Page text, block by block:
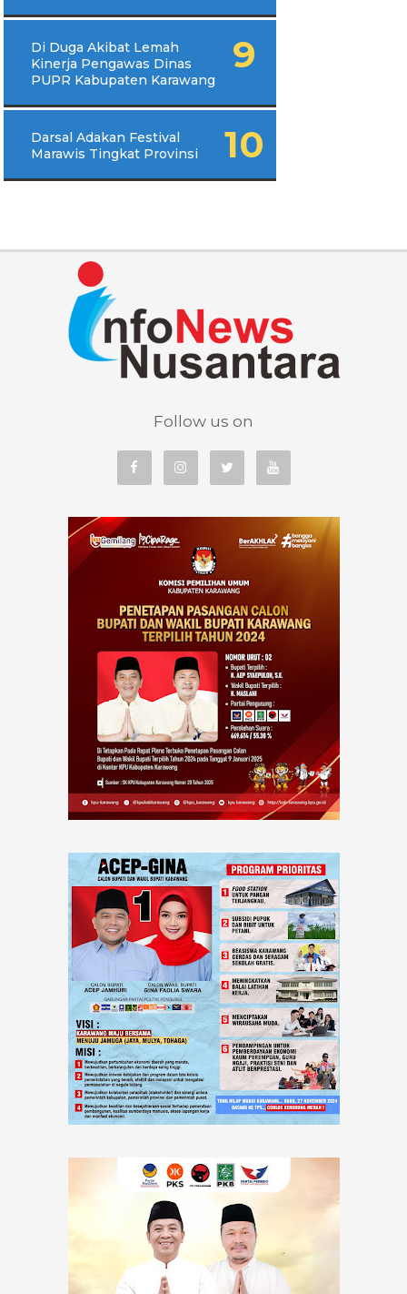
Di Duga Akibat Lemah
Kinerja Pengawas Dinas
PUPR Kabupaten Karawang
Darsal Adakan Festival
Marawis Tingkat Provinsi
Follow us on